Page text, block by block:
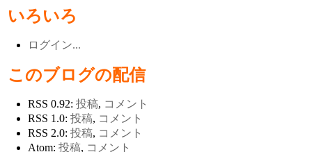
いろいろ
ログイン...
このブログの配信
RSS 0.92: 投稿, コメント
RSS 1.0: 投稿, コメント
RSS 2.0: 投稿, コメント
Atom: 投稿, コメント